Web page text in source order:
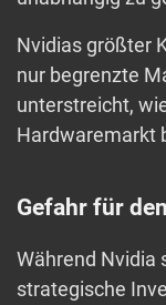
Nvidias größter
nur begrenzte
unterstreicht,
Hardwaremarkt
Gefahr für
Während Nvidia
strategische